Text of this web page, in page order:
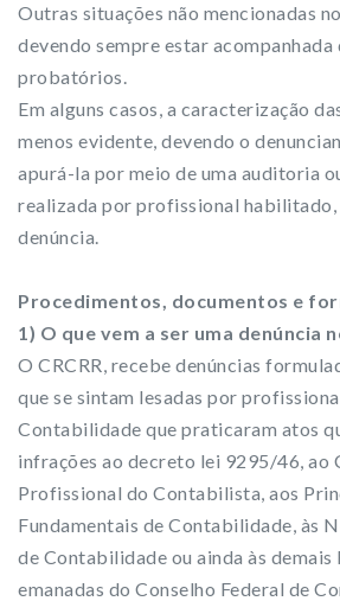
Outras situações não mencionadas
devendo sempre estar acompanhada
probatórios.
Em alguns casos, a caracterização
menos evidente, devendo o
apurá-la por meio de uma auditoria
realizada por profissional habilitado,
denúncia.
Procedimentos, documentos e
1) O que vem a ser uma denúncia
O CRCRR, recebe denúncias
que se sintam lesadas por
Contabilidade que praticaram atos
infrações ao decreto lei 9295/46, ao
Profissional do Contabilista, aos
Fundamentais de Contabilidade, às
de Contabilidade ou ainda às demais
emanadas do Conselho Federal de